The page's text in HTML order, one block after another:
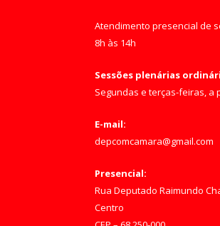
Atendimento presencial de
8h às 14h
Sessões plenárias
Segundas e terças-feiras, a
E-mail:
depcomcamara@gmail.com
Presencial:
Rua Deputado Raimundo
Centro